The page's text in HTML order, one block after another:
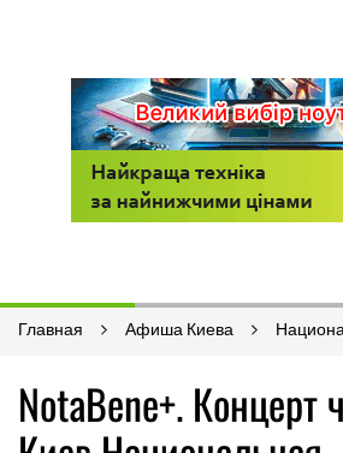
Главная Афиша Киева
NotaBene+. Концерт